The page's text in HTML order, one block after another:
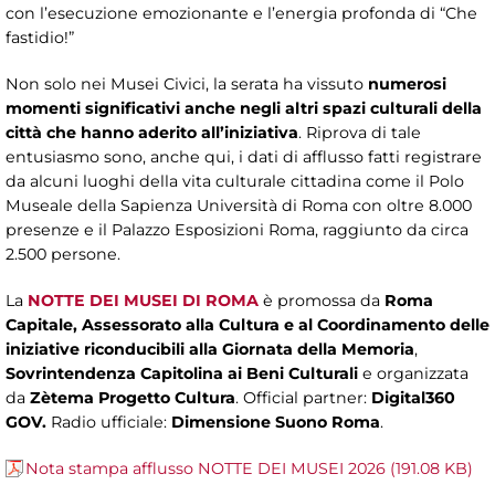
con l’esecuzione emozionante e l’energia profonda di “Che
fastidio!”
Non solo nei Musei Civici, la serata ha vissuto numerosi
momenti significativi anche negli altri spazi culturali della
città che hanno aderito all’iniziativa. Riprova di tale
entusiasmo sono, anche qui, i dati di afflusso fatti registrare
da alcuni luoghi della vita culturale cittadina come il Polo
Museale della Sapienza Università di Roma con oltre 8.000
presenze e il Palazzo Esposizioni Roma, raggiunto da circa
2.500 persone.
La NOTTE DEI MUSEI DI ROMA è promossa da Roma
Capitale, Assessorato alla Cultura e al Coordinamento delle
iniziative riconducibili alla Giornata della Memoria,
Sovrintendenza Capitolina ai Beni Culturali e organizzata
da Zètema Progetto Cultura. Official partner: Digital360
GOV. Radio ufficiale: Dimensione Suono Roma.
Nota stampa afflusso NOTTE DEI MUSEI 2026 (191.08 KB)